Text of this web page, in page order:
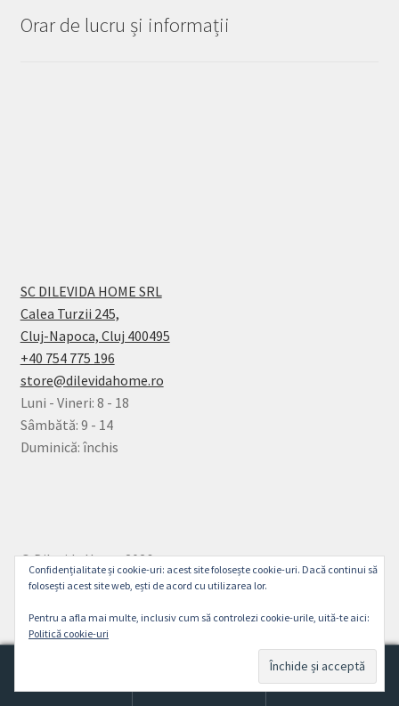
Orar de lucru și informații
SC DILEVIDA HOME SRL
Calea Turzii 245,
Cluj-Napoca, Cluj 400495
+40 754 775 196
store@dilevidahome.ro
Luni - Vineri: 8 - 18
Sâmbătă: 9 - 14
Duminică: închis
© Dilevida Home 2026
Politică de Confidențialitate
Construit cu
0
Confidențialitate și cookie-uri: acest site folosește cookie-uri. Dacă continui să
folosești acest site web, ești de acord cu utilizarea lor.
Pentru a afla mai multe, inclusiv cum să controlezi cookie-urile, uită-te aici:
Politică cookie-uri